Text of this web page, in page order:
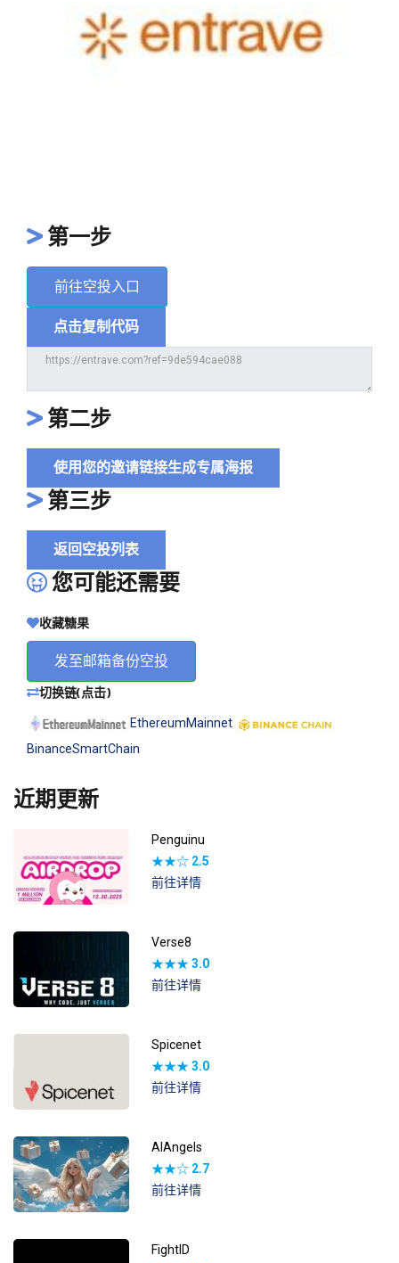
第一步
前往空投入口
点击复制代码
第二步
使用您的邀请链接生成专属海报
第三步
返回空投列表
您可能还需要
收藏糖果
发至邮箱备份空投
切换链(点击)
EthereumMainnet
BinanceSmartChain
近期更新
Penguinu
★★☆ 2.5
前往详情
Verse8
★★★3.0
前往详情
Spicenet
★★★3.0
前往详情
AIAngels
★★☆ 2.7
前往详情
FightID